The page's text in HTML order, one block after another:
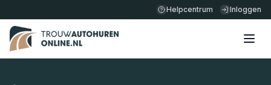
Helpcentrum Inloggen